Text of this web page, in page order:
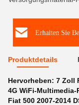
Erhalten Sie
Produktdetails
Hervorheben: 7 Zoll
4G WiFi-
Fiat 500 2007-2014